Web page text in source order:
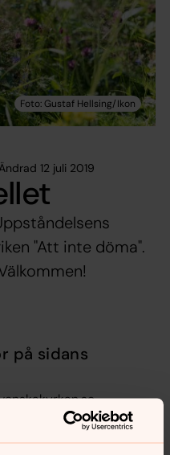
12 juli 2019
"Att inte döma".
på sidans